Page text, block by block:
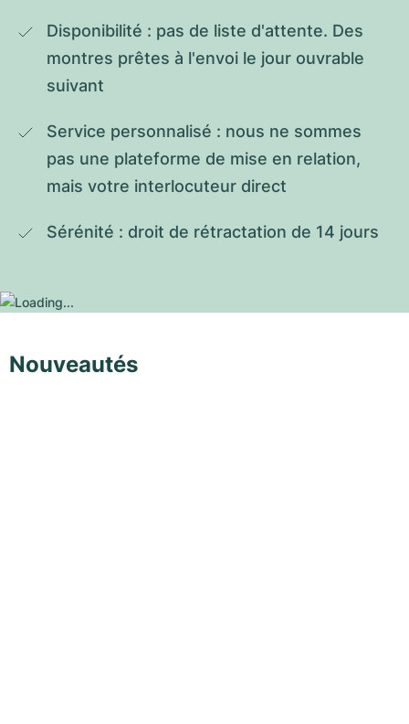
Disponibilité : pas de liste d'attente. Des
montres prêtes à l'envoi le jour ouvrable
suivant
Service personnalisé : nous ne sommes
pas une plateforme de mise en relation,
mais votre interlocuteur direct
Sérénité : droit de rétractation de 14 jours
Nouveautés